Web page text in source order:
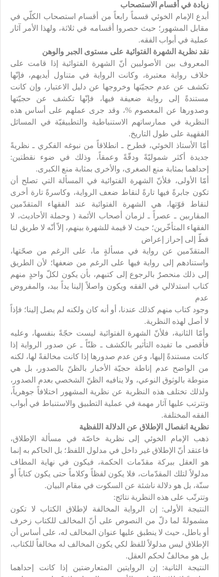
زيادة في أقسام الاستصحاب
أبدع الإمام الخوئي قسماً رابعاً من أقسام استصحاب الكلّي في
مقابل المشهور؛ حيث حصروا أقسامه في ثلاثة، ولهذا الأمر آثار
عملية في أبواب الفقه.
نقد نظرية الشهرة الفتوائية على مستوى الجبر والوهن
المعروف بين الأصوليين أنّ الشهرة الفتوائية إذا قامت على
خلاف رواية معتبرة، وكانت الرواية في متناول أيديهم، فإنّها
تكشف عن عدم حجيّتها وخروجها عن دليل الاعتبار، وإن كانت
مستندةً إلى رواية ضعيفة فيها، فإنّها تكشف عن حجيّتها
وصدورها عن المعصوم %، وقد جرى عملهم على أساس هذه
النظرية في ممارساتهم الاستنباطية والتطبيقيّة في المسائل
الفقهية على طول التاريخ.
أمّا الأستاذ الخوئي، فطرح ـ انطلاقاً من نبوغه الفكري ـ نظريةً
جديدة أكثر شموليّةً ودقّةً وعمقاً، وذلك في ضوء نقطتين:
إحداهما بمثابة منع الصغرى، والأخرى بمثابة منع الكبرى.
أمّا الأولى، فلأنّ الشهرة الفتوائية في المسألة التي تصلح أن
تكون جابرةً فيها تارةً لنقاط ضعف الرواية، وكاسرةً تارة أخرى
لنقاط قوّتها، هي الشهرة الفتوائية عند الفقهاء المتقدّمين
المقاربين ـ عصراً ـ لزمان أصحاب الأئمة ( وحملة الأحاديث، لا
الفقهاء المتأخّرين؛ حيث لا قيمة للشهرة بينهم، إلاّ أنّه لا طريق لنا
قطّ إلى إحراز إعراض
المتقدّمين عن رواية في مسألةٍ ما، على الرغم من صحّتها،
واستنادهم إلى رواية فيها على الرغم من ضعفها؛ لأن الطريق
إلى ذلك منحصرٌ بالرجوع إلى كتبهم، بأن يكون لكلّ واحدٍ منهم
كتاب استدلالي في الفقه ويكون واصلاً إلينا يداً بيد، والمفروض
عدم
وجود كتاب منهم كذلك عندنا، أو أنه كان ولكنه لم يصل إلينا؛ فإذاً
لا أصل لهذه النظرية.
وأمّا الثانية، فلأنّ الشهرة الفتوائية ليست حجّةً بنفسها، وعليه
فأقصى ما تفيده التأثير بالكشف ـ ظنّاً ـ عن صدور الرواية إذا
كانت مستندةً إليها، وعن عدم صدورها إذا كانت مخالفةً لها، لكنه
من الواضح عدم إناطة حجيّة الأخبار بالظنّ بالصدور، بل هي
منوطة بالوثوق النوعي، ولا ينافيه الظنّ الشخصي بعدم الصدور،
ولذلك تختلف هذه النظرية عن نظرية المشهور اختلافاً جوهرياً،
وتترتب عليها آثار مهمة في عملية التطبيق والاستنباط في أبواب
الفقه المختلفة.
نظرية انفصال الإطلاق عن الدلالة اللفظية
ذهب الإمام الخوئي إلى نظرية خاصّة في مسألة الإطلاق،
فاعتقد أنّ الإطلاق غير داخل في مدلول اللفظ؛ بل الحاكم به إنما
هو العقل ببركة مقدّمات الحكمة، فيكون في نهاية المطاف
مدلولاً لتلك المقدّمات، فلا يكون لفظاً وكلاماً حتى يكون كتاباً أو
سنّة، بل هو دلالة ناشئة عن السكوت في مقام البيان.
وتترتّب على هذه النظرية نتائج:
النتيجة الأولى: إن الرواية المخالفة لإطلاق الكتاب لا تكون
مشمولةً لما دلّ من النصوص على أنّ المخالف للكتاب زخرف
أو باطل، حيث لا ينطبق عليها عنوان المخالف له، على أساس أن
الإطلاق ليس مدلولاً للفظ لكي يكون المخالف له مخالفاً للكتاب،
بل هو مخالفٌ لحكم العقل.
النتيجة الثانية: إن الروايتين المتعارضتين إذا كانت إحداهما